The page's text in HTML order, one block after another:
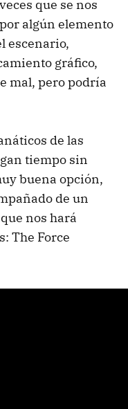
que se nos
algún elemento
escenario,
gráfico,
mal, pero podría
de las
tiempo sin
buena opción,
de un
nos hará
The Force